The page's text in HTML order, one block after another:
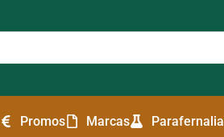
Promos Marcas Parafernalia